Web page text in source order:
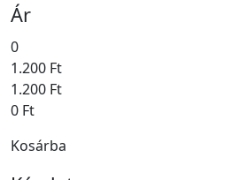
Ár
0
1.200 Ft
1.200 Ft
0 Ft
Kosárba